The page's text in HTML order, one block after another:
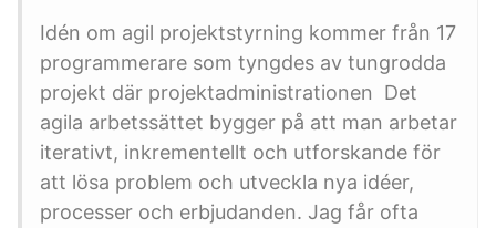
Idén om agil projektstyrning kommer från 17
programmerare som tyngdes av tungrodda
projekt där projektadministrationen Det
agila arbetssättet bygger på att man arbetar
iterativt, inkrementellt och utforskande för
att lösa problem och utveckla nya idéer,
processer och erbjudanden. Jag får ofta